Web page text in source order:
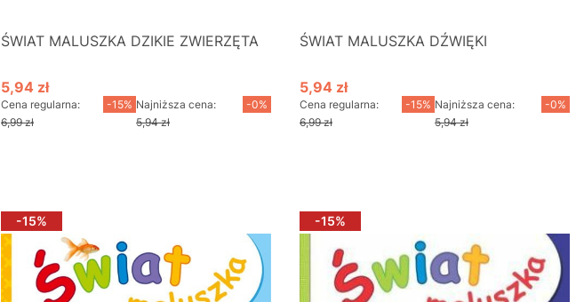
ŚWIAT MALUSZKA DZIKIE ZWIERZĘTA
Cena promocyjna
5,94 zł
Cena regularna:
6,99 zł
-15% Najniższa cena:
5,94 zł
-0%
ŚWIAT MALUSZKA DŹWIĘKI
Cena promocyjna
5,94 zł
Cena regularna:
6,99 zł
-15% Najniższa cena:
5,94 zł
-0%
-15% -15%